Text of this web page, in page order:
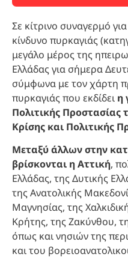
Σε κίτρινο συναγερμό
κίνδυνο πυρκαγιάς
μεγάλο μέρος της
Ελλάδας για σήμερα
σύμφωνα με τον χάρτη
πυρκαγιάς που εκδίδει η
Πολιτικής Προστασίας
Κρίσης και Πολιτικής
Μεταξύ άλλων στην
βρίσκονται η Αττική,
Ελλάδας, της Δυτικής
της Ανατολικής
Μαγνησίας, της
Κρήτης, της Ζακύνθου,
όπως και νησιών της
και του